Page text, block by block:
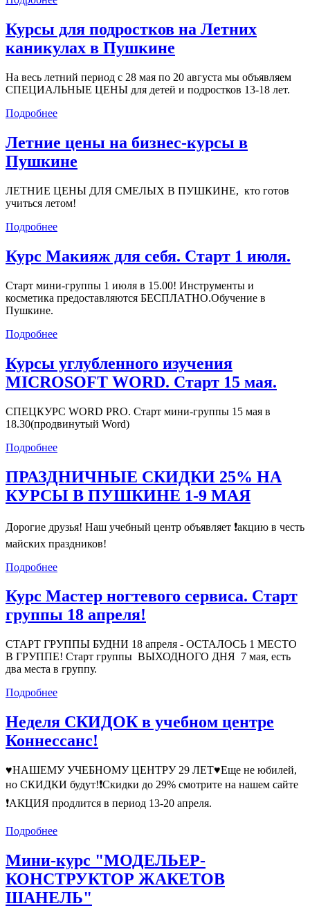
Курсы для подростков на Летних
каникулах в Пушкине
На весь летний период с 28 мая по 20 августа мы объявляем
СПЕЦИАЛЬНЫЕ ЦЕНЫ для детей и подростков 13-18 лет.
Подробнее
Летние цены на бизнес-курсы в
Пушкине
ЛЕТНИЕ ЦЕНЫ ДЛЯ СМЕЛЫХ В ПУШКИНЕ, кто готов
учиться летом!
Подробнее
Курс Макияж для себя. Старт 1 июля.
Старт мини-группы 1 июля в 15.00! Инструменты и
косметика предоставляются БЕСПЛАТНО.Обучение в
Пушкине.
Подробнее
Курсы углубленного изучения
MICROSOFT WORD. Старт 15 мая.
СПЕЦКУРС WORD PRO. Старт мини-группы 15 мая в
18.30(продвинутый Word)
Подробнее
ПРАЗДНИЧНЫЕ СКИДКИ 25% НА
КУРСЫ В ПУШКИНЕ 1-9 МАЯ
Дорогие друзья! Наш учебный центр объявляет ❗акцию в честь
майских праздников!
Подробнее
Курс Мастер ногтевого сервиса. Старт
группы 18 апреля!
СТАРТ ГРУППЫ БУДНИ 18 апреля - ОСТАЛОСЬ 1 МЕСТО
В ГРУППЕ! Старт группы ВЫХОДНОГО ДНЯ 7 мая, есть
два места в группу.
Подробнее
Неделя СКИДОК в учебном центре
Коннессанс!
♥НАШЕМУ УЧЕБНОМУ ЦЕНТРУ 29 ЛЕТ♥Еще не юбилей,
но СКИДКИ будут!❗Скидки до 29% смотрите на нашем сайте
❗АКЦИЯ продлится в период 13-20 апреля.
Подробнее
Мини-курс "МОДЕЛЬЕР-
КОНСТРУКТОР ЖАКЕТОВ
ШАНЕЛЬ"